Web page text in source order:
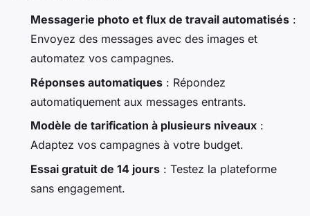
Messagerie photo et flux de travail automatisés :
Envoyez des messages avec des images et
automatez vos campagnes.
Réponses automatiques : Répondez
automatiquement aux messages entrants.
Modèle de tarification à plusieurs niveaux :
Adaptez vos campagnes à votre budget.
Essai gratuit de 14 jours : Testez la plateforme
sans engagement.